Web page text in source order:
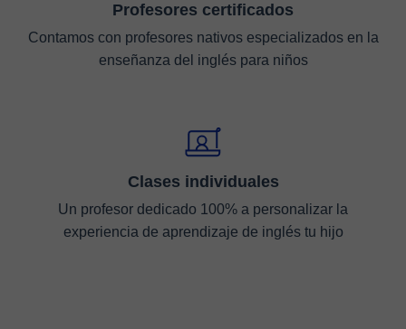
Profesores certificados
Contamos con profesores nativos especializados en la
enseñanza del inglés para niños
Clases individuales
Un profesor dedicado 100% a personalizar la
experiencia de aprendizaje de inglés tu hijo